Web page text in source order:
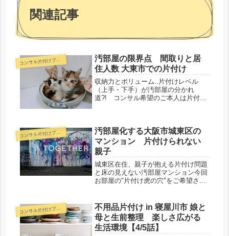
関連記事
コ
ンサル片付けプラン
汚部屋の限界点 間取りと居
住人数 大東市での片付け
収納力とボリューム..片付けレベル
（上手・下手）が汚部屋の分かれ
道?! コンサル希望のご本人は片付け
い、汚部屋 （モノ部屋） 要素の3拍子
が揃っているんです。
コ
ンサル片付けプラン
汚部屋化する大阪市城東区の
マンション 片付けられない
親子
城東区在住、親子が抱える片付け問題
と床の見えない汚部屋マンション今回
お部屋の"片付け虎の穴"をご希望され
参りました。部屋中にとにかく物が多
く、どこも汚部屋状態となっている
お...
コ
ンサル片付けプラン
不用品片付け in 寝屋川市 娘と
母と生前整理 楽しさ広がる
生活環境【4/5話】